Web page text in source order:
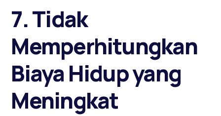
7. Tidak
Memperhitungkan
Biaya Hidup yang
Meningkat